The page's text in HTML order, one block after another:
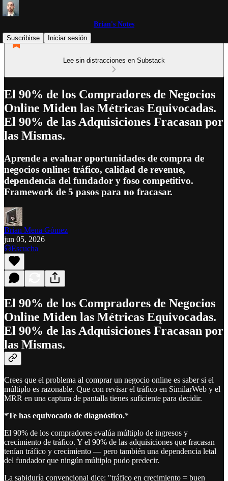
Brian's Notes
Suscribirse
Iniciar sesión
Lee sin distracciones en Substack
El 90% de los Compradores de Negocios
Online Miden las Métricas Equivocadas.
El 90% de las Adquisiciones Fracasan por
las Mismas.
Aprende a evaluar oportunidades de compra de
negocios online: tráfico, calidad de revenue,
dependencia del fundador y foso competitivo.
Framework de 5 pasos para no fracasar.
Brian Mena Gómez
jun 05, 2026
Escucha
El 90% de los Compradores de Negocios
Online Miden las Métricas Equivocadas.
El 90% de las Adquisiciones Fracasan por
las Mismas.
Crees que el problema al comprar un negocio online es saber si el
múltiplo es razonable. Que con revisar el tráfico en SimilarWeb y el
MRR en una captura de pantalla tienes suficiente para decidir.
*Te has equivocado de diagnóstico.*
El 90% de los compradores evalúa múltiplo de ingresos y
crecimiento de tráfico. Y el 90% de las adquisiciones que fracasan
tenían tráfico y crecimiento — pero también una dependencia letal
del fundador que ningún múltiplo pudo predecir.
La sabiduría convencional dice: "tráfico en crecimiento = buen